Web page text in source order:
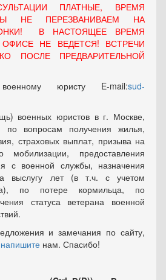
ПЛАТНЫЕ, ВРЕМЯ
НЕ ПЕРЕЗВАНИВАЕМ НА
В НАСТОЯЩЕЕ ВРЕМЯ
НЕ ВЕДЕТСЯ! ВСТРЕЧИ
ПОСЛЕ ПРЕДВАРИТЕЛЬНОЙ
юристу E-mail:sud-
военных юристов в г. Москве,
по вопросам получения жилья,
страховых выплат, призыва на
предоставления
с военной службы, назначения
выслугу лет (в т.ч. с учетом
по потере кормильца, по
статуса ветерана военной
и замечания по сайту,
напишите нам. Спасибо!